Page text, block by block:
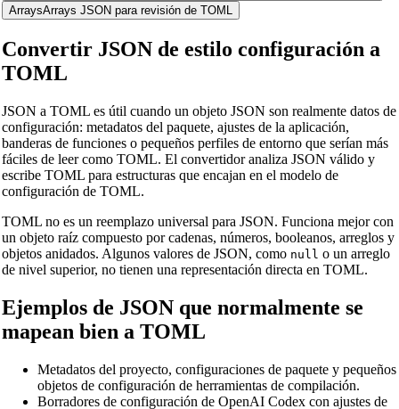
🔗Related Tools
🔧 HERRAMIENTAS
ArraysArrays JSON para revisión de TOML
Convertir JSON de estilo configuración a
TOML
JSON a TOML es útil cuando un objeto JSON son realmente datos de
configuración: metadatos del paquete, ajustes de la aplicación,
banderas de funciones o pequeños perfiles de entorno que serían más
fáciles de leer como TOML. El convertidor analiza JSON válido y
escribe TOML para estructuras que encajan en el modelo de
configuración de TOML.
TOML no es un reemplazo universal para JSON. Funciona mejor con
un objeto raíz compuesto por cadenas, números, booleanos, arreglos y
objetos anidados. Algunos valores de JSON, como null o un arreglo
de nivel superior, no tienen una representación directa en TOML.
Ejemplos de JSON que normalmente se
mapean bien a TOML
Metadatos del proyecto, configuraciones de paquete y pequeños
objetos de configuración de herramientas de compilación.
Borradores de configuración de OpenAI Codex con ajustes de